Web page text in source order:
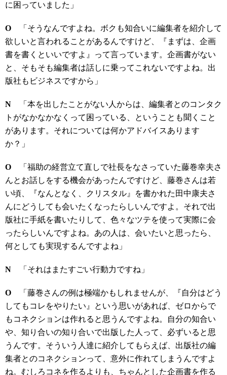
に困っていました」
O
「そうなんですよね。ボクも知合いに編集者を紹介して
欲しいと言われることがあるんですけど、『まずは、企画
書を書くといいですよ』って言っています。企画書がない
と、そもそも編集者は話しに乗ってこれないですよね。出
版社もビジネスですから」
N
「本を出したことがない人からは、編集者とのコンタク
トがなかなかなくって困っている、ということも聞くこと
があります。それについては何かアドバイスあります
か？」
O
「福助の経営立て直しで社長をなさっていた藤巻幸夫さ
んとお話しをする機会があったんですけど、藤巻さんは若
い頃、『なんとなく、クリスタル』を書かれた田中康夫さ
んにどうしても会いたくなったらしいんですよ。それで出
版社に手紙を書いたりして、色々なツテを使って実際に会
ったらしいんですよね。あの人は、会いたいと思ったら、
何としても実現するんですよね」
N 「それはまたすごい行動力ですね」
O
「藤巻さんの例は極端かもしれませんが、『自分はどう
してもコレをやりたい』という思いがあれば、ゼロからで
もコネクションは作れると思うんですよね。自分の知合い
や、知り合いの知り合いで出版した人って、必ずいると思
うんです。そういう人達に紹介してもらえば、出版社の編
集者とのコネクションって、意外に作れてしまうんですよ
ね。むしろコネを作るよりも、ちゃんとした企画書を作る